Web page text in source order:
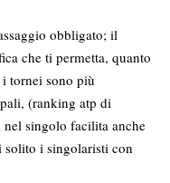
obbligato; il
che ti permetta, quanto
tornei sono più
(ranking atp di
nel singolo facilita anche
solito i singolaristi con